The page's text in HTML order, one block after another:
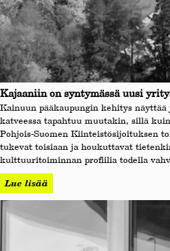
Kajaaniin on syntymässä uusi
Kainuun pääkaupungin kehitys
katveessa tapahtuu muutakin, sillä
Pohjois-Suomen Kiinteistösijoituksen
tukevat toisiaan ja houkuttavat
kulttuuritoiminnan profiilia todella
Lue lisää